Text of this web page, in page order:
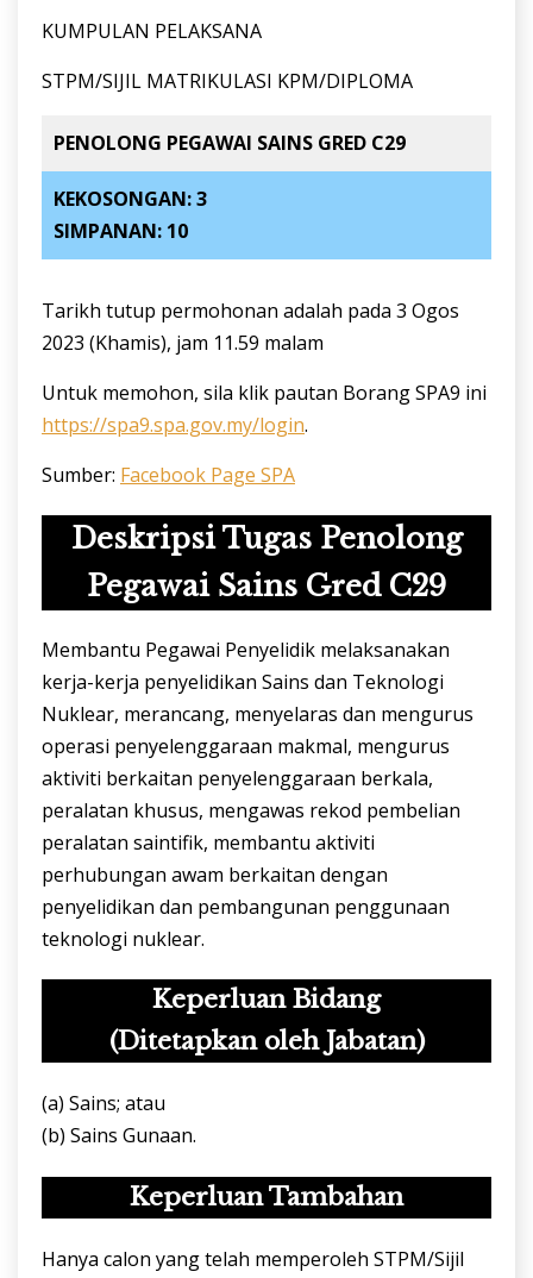
KUMPULAN PELAKSANA
STPM/SIJIL MATRIKULASI KPM/DIPLOMA
PENOLONG PEGAWAI SAINS GRED C29
KEKOSONGAN: 3
SIMPANAN: 10
Tarikh tutup permohonan adalah pada 3 Ogos
2023 (Khamis), jam 11.59 malam
Untuk memohon, sila klik pautan Borang SPA9 ini
https://spa9.spa.gov.my/login.
Sumber: Facebook Page SPA
Deskripsi Tugas Penolong
Pegawai Sains Gred C29
Membantu Pegawai Penyelidik melaksanakan
kerja-kerja penyelidikan Sains dan Teknologi
Nuklear, merancang, menyelaras dan mengurus
operasi penyelenggaraan makmal, mengurus
aktiviti berkaitan penyelenggaraan berkala,
peralatan khusus, mengawas rekod pembelian
peralatan saintifik, membantu aktiviti
perhubungan awam berkaitan dengan
penyelidikan dan pembangunan penggunaan
teknologi nuklear.
Keperluan Bidang
(Ditetapkan oleh Jabatan)
(a) Sains; atau
(b) Sains Gunaan.
Keperluan Tambahan
Hanya calon yang telah memperoleh STPM/Sijil